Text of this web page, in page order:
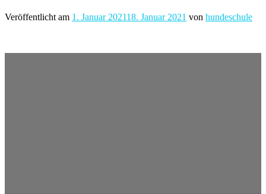
Veröffentlicht am 1. Januar 202118. Januar 2021 von hundeschule